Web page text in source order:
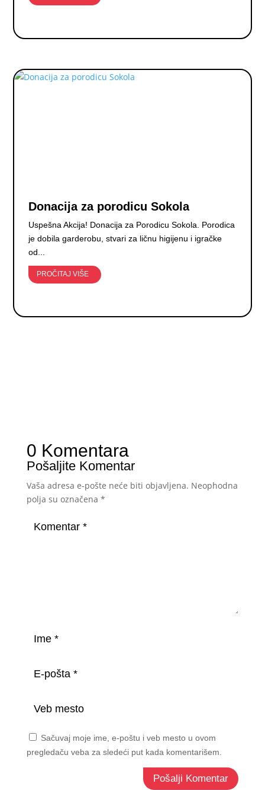
Donacija za porodicu Sokola
Uspešna Akcija! Donacija za Porodicu Sokola. Porodica
je dobila garderobu, stvari za ličnu higijenu i igračke
od...
PROČITAJ VIŠE
0 Komentara
Pošaljite Komentar
Vaša adresa e-pošte neće biti objavljena. Neophodna
polja su označena *
Sačuvaj moje ime, e-poštu i veb mesto u ovom
pregledaču veba za sledeći put kada komentarišem.
Pošalji Komentar